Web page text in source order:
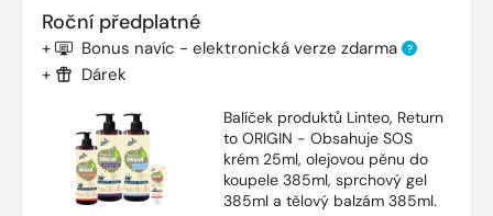
Roční předplatné
+ Bonus navíc - elektronická verze zdarma ?
+ Dárek
Balíček produktů Linteo, Return
to ORIGIN - Obsahuje SOS
krém 25ml, olejovou pěnu do
koupele 385ml, sprchový gel
385ml a tělový balzám 385ml.